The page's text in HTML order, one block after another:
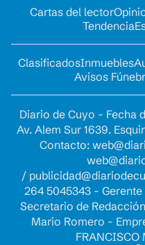
Cartas del lector
Tendencia
ClasificadosInmuebles
Avisos
Diario de Cuyo - Fecha
Av. Alem Sur 1639.
Contacto:
/
264 5045343 -
Secretario de
Mario Romero -
FRANCISCO